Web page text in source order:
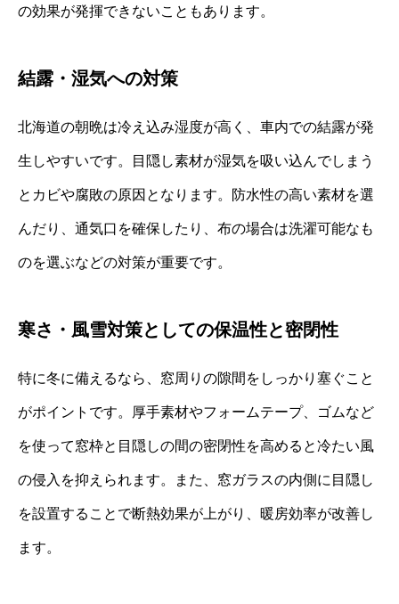
の効果が発揮できないこともあります。
結露・湿気への対策
北海道の朝晩は冷え込み湿度が高く、車内での結露が発
生しやすいです。目隠し素材が湿気を吸い込んでしまう
とカビや腐敗の原因となります。防水性の高い素材を選
んだり、通気口を確保したり、布の場合は洗濯可能なも
のを選ぶなどの対策が重要です。
寒さ・風雪対策としての保温性と密閉性
特に冬に備えるなら、窓周りの隙間をしっかり塞ぐこと
がポイントです。厚手素材やフォームテープ、ゴムなど
を使って窓枠と目隠しの間の密閉性を高めると冷たい風
の侵入を抑えられます。また、窓ガラスの内側に目隠し
を設置することで断熱効果が上がり、暖房効率が改善し
ます。